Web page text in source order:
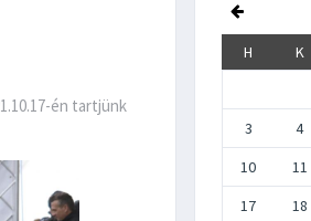
H K
3
4
10
11
17
18
én tartjünk